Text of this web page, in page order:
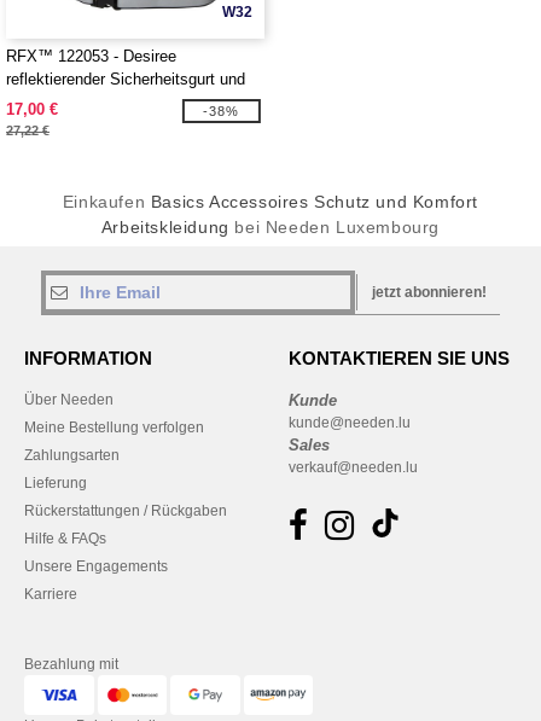
W32
RFX™ 122053 - Desiree
reflektierender Sicherheitsgurt und
Weste
17,00 €
27,22 €
-38%
Einkaufen Basics Accessoires Schutz und Komfort
Arbeitskleidung bei Needen Luxembourg
jetzt abonnieren!
INFORMATION
Über Needen
Meine Bestellung verfolgen
Zahlungsarten
Lieferung
Rückerstattungen / Rückgaben
Hilfe & FAQs
Unsere Engagements
Karriere
KONTAKTIEREN SIE UNS
Kunde
kunde@needen.lu
Sales
verkauf@needen.lu
Bezahlung mit